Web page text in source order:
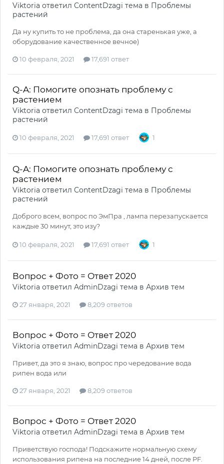
Viktoria ответил ContentDzagi тема в Проблемы
растений
Да ну купить то не проблема, да она старенькая уже, а
оборудование качественное вечное)
10 февраля, 2021 17,691 ответ
Q-A: Помогите опознать проблему с
растением
Viktoria ответил ContentDzagi тема в Проблемы
растений
10 февраля, 2021 17,691 ответ 1
Q-A: Помогите опознать проблему с
растением
Viktoria ответил ContentDzagi тема в Проблемы
растений
Доброго всем, вопрос по ЭмПра , лампа перезапускается
каждые 30 минут, это изу?
10 февраля, 2021 17,691 ответ 1
Вопрос + Фото = Ответ 2020
Viktoria ответил AdminDzagi тема в Архив тем
27 января, 2021 8,209 ответов
Вопрос + Фото = Ответ 2020
Viktoria ответил AdminDzagi тема в Архив тем
Привет, да это я знаю, вопрос про чередование вода
рипен вода или
27 января, 2021 8,209 ответов
Вопрос + Фото = Ответ 2020
Viktoria ответил AdminDzagi тема в Архив тем
Приветствую господа! Подскажите нормальную схему
использования рипена на последние 14 дней, после PF.